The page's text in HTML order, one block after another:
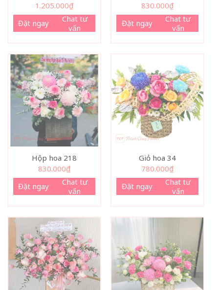
1.205.000₫
Đặt ngay
Chat tư
vấn
830.000₫
Đặt ngay
Chat tư
vấn
Hộp hoa 218
830.000₫
Đặt ngay
Chat tư
vấn
Giỏ hoa 34
780.000₫
Đặt ngay
Chat tư
vấn